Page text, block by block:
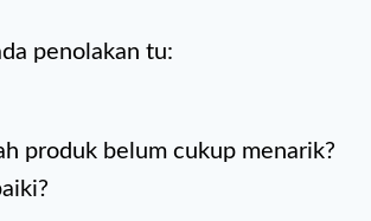
penolakan tu:
produk belum cukup menarik?